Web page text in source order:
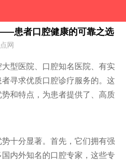
患者口腔健康的可靠之选
网
型医院、口腔知名医院、有实
寻求优质口腔诊疗服务的。这
和特点，为患者提供了、高质
十分显著。首先，它们拥有强
内外知名的口腔专家，这些专